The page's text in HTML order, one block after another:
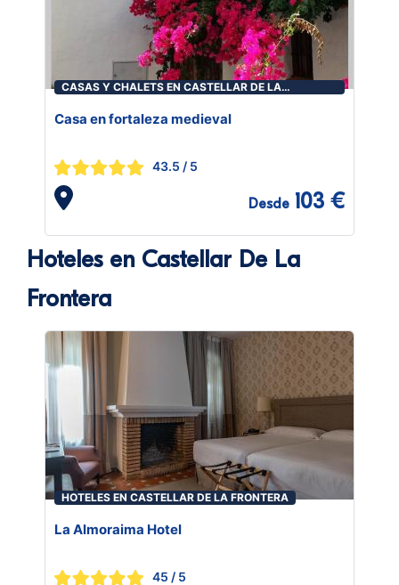
CASAS Y CHALETS EN CASTELLAR DE LA
Casa en fortaleza medieval
43.5 / 5
Desde 103 €
Hoteles en Castellar De La
Frontera
HOTELES EN CASTELLAR DE LA FRONTERA
La Almoraima Hotel
45 / 5